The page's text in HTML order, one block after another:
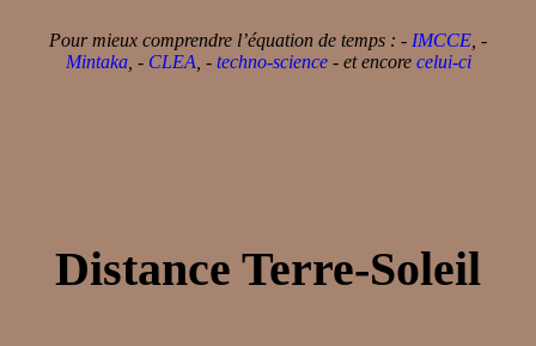
Pour mieux comprendre l’équation de temps : - IMCCE , -
Mintaka, - CLEA , - techno-science- et encore celui-ci
Distance Terre-Soleil